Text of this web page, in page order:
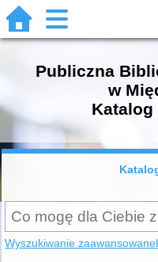
Publiczna
w
Wyszukiwanie zaawansowane